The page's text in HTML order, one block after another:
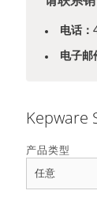
特色套件
电话：
电子邮
Kepware
产品类型